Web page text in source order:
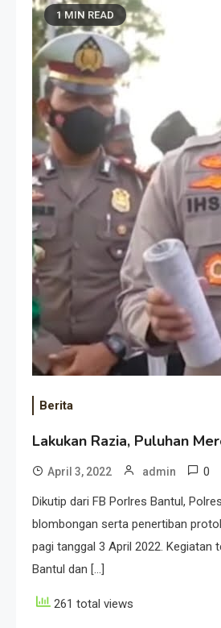
1 MIN READ
Berita
Lakukan Razia, Puluhan
April 3, 2022 admin 0
Dikutip dari FB Porlres Bantul,
blombongan serta penertiban
pagi tanggal 3 April 2022. Kegiatan
Bantul dan […]
261 total views